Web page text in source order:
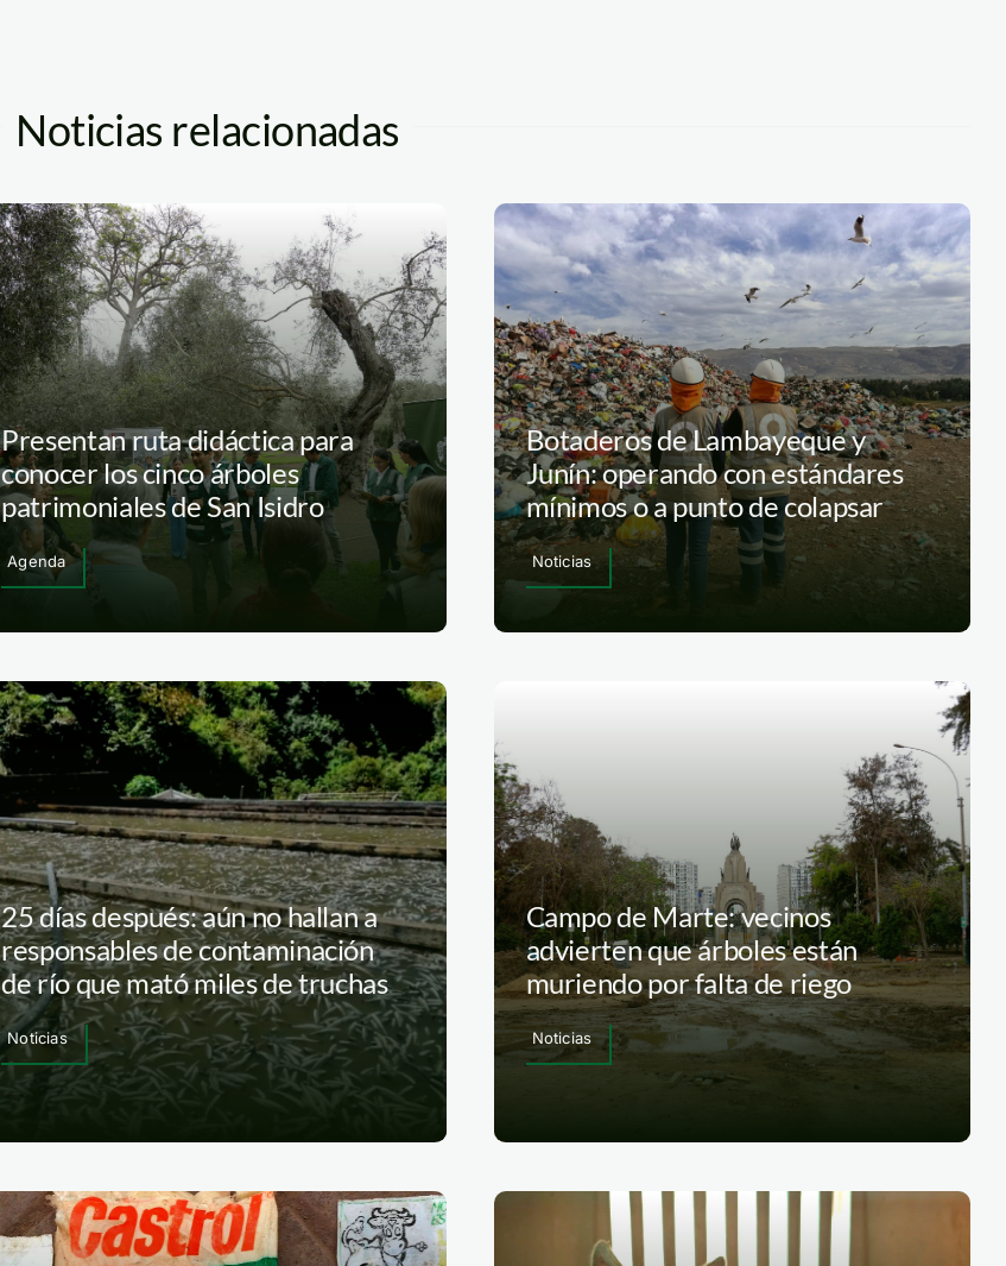
Noticias relacionadas
Presentan ruta didáctica para
conocer los cinco árboles
patrimoniales de San Isidro
Agenda
Botaderos de Lambayeque y
Junín: operando con estándares
mínimos o a punto de colapsar
Noticias
25 días después: aún no hallan a
responsables de contaminación
de río que mató miles de truchas
Noticias
Campo de Marte: vecinos
advierten que árboles están
muriendo por falta de riego
Noticias